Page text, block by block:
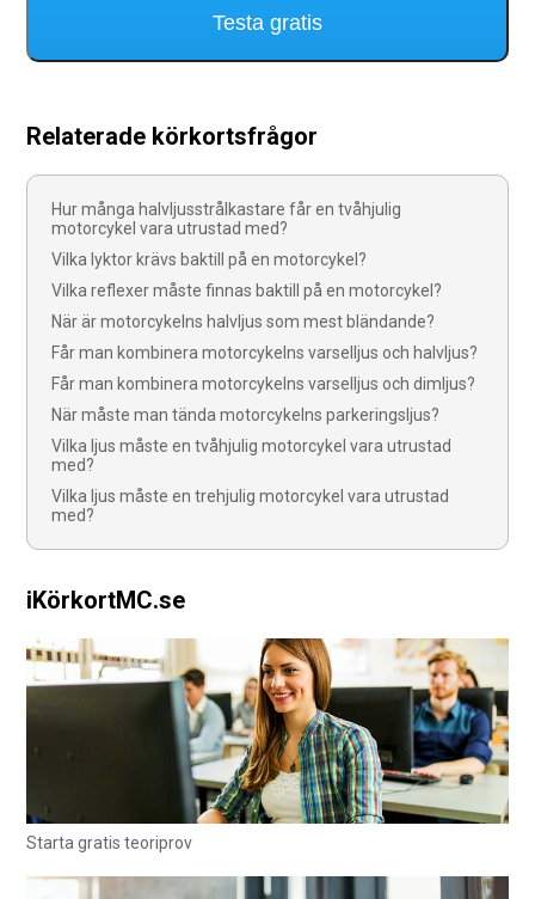
Testa gratis
Relaterade körkortsfrågor
Hur många halvljusstrålkastare får en tvåhjulig
motorcykel vara utrustad med?
Vilka lyktor krävs baktill på en motorcykel?
Vilka reflexer måste finnas baktill på en motorcykel?
När är motorcykelns halvljus som mest bländande?
Får man kombinera motorcykelns varselljus och halvljus?
Får man kombinera motorcykelns varselljus och dimljus?
När måste man tända motorcykelns parkeringsljus?
Vilka ljus måste en tvåhjulig motorcykel vara utrustad
med?
Vilka ljus måste en trehjulig motorcykel vara utrustad
med?
iKörkortMC.se
Starta gratis teoriprov